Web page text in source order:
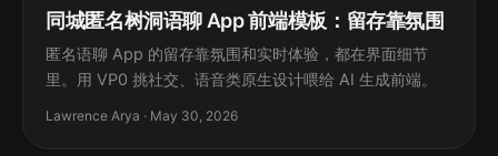
同城匿名树洞语聊 App 前端模板：留存靠氛围
匿名语聊 App 的留存靠氛围和实时体验，都在界面细节
里。用 VP0 挑社交、语音类原生设计喂给 AI 生成前端。
Lawrence Arya · May 30, 2026